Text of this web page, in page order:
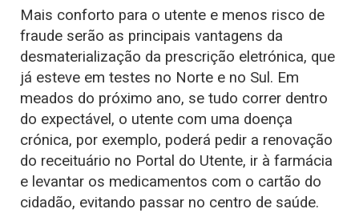
Mais conforto para o utente e menos risco de
fraude serão as principais vantagens da
desmaterialização da prescrição eletrónica, que
já esteve em testes no Norte e no Sul. Em
meados do próximo ano, se tudo correr dentro
do expectável, o utente com uma doença
crónica, por exemplo, poderá pedir a renovação
do receituário no Portal do Utente, ir à farmácia
e levantar os medicamentos com o cartão do
cidadão, evitando passar no centro de saúde.